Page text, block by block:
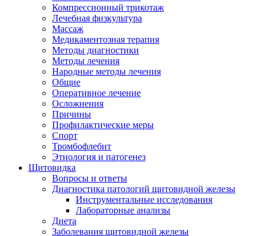
Компрессионный трикотаж
Лечебная физкультура
Массаж
Медикаментозная терапия
Методы диагностики
Методы лечения
Народные методы лечения
Общие
Оперативное лечение
Осложнения
Причины
Профилактические меры
Спорт
Тромбофлебит
Этиология и патогенез
Щитовидка
Вопросы и ответы
Диагностика патологий щитовидной железы
Инструментальные исследования
Лабораторные анализы
Диета
Заболевания щитовидной железы